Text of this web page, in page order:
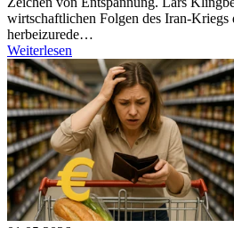
wirtschaftlichen Folgen des Iran-Kriegs
herbeizurede…
Weiterlesen